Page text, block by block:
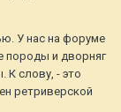
У нас на форуме
породы и дворняг
К слову, - это
ретриверской